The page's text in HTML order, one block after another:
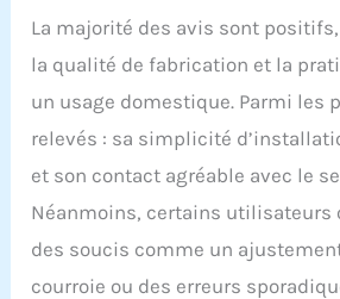
La majorité des avis sont
la qualité de fabrication et la
un usage domestique. Parmi les
relevés : sa simplicité
et son contact agréable avec le
Néanmoins, certains utilisateurs
des soucis comme un
courroie ou des erreurs